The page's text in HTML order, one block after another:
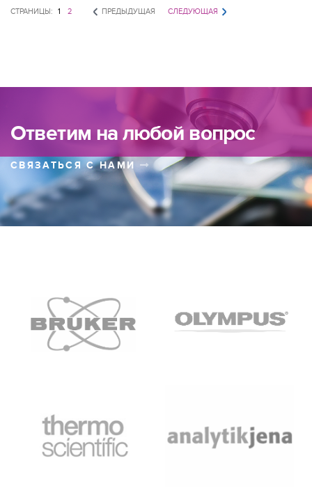
СТРАНИЦЫ: 1 2 ПРЕДЫДУЩАЯ СЛЕДУЮЩАЯ
Ответим на любой вопрос
СВЯЗАТЬСЯ С НАМИ